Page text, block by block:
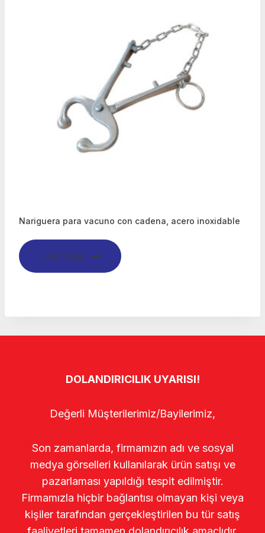
Nariguera para vacuno con cadena, acero inoxidable
Leer más
DOLANDIRICILIK UYARISI!
Değerli Müşterilerimiz/Bayilerimiz,
Son zamanlarda, firmamızın adı ve sosyal
medya görselleri kullanılarak ürün satışı ve
pazarlaması yapıldığı tespit edilmiştir.
Firmamızla hiçbir bağlantısı olmayan kişi veya
kişiler tarafından gerçekleştirilen bu tür satış